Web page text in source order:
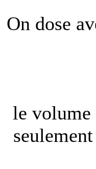
On dose
le volume